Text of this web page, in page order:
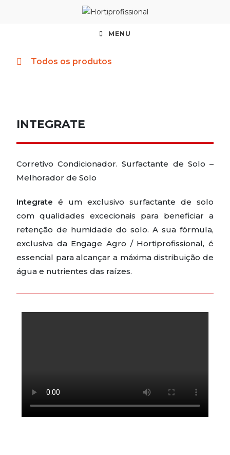
MENU
Todos os produtos
INTEGRATE
Corretivo Condicionador. Surfactante de Solo –
Melhorador de Solo
Integrate é um exclusivo surfactante de solo
com qualidades excecionais para beneficiar a
retenção de humidade do solo. A sua fórmula,
exclusiva da Engage Agro / Hortiprofissional, é
essencial para alcançar a máxima distribuição de
água e nutrientes das raízes.